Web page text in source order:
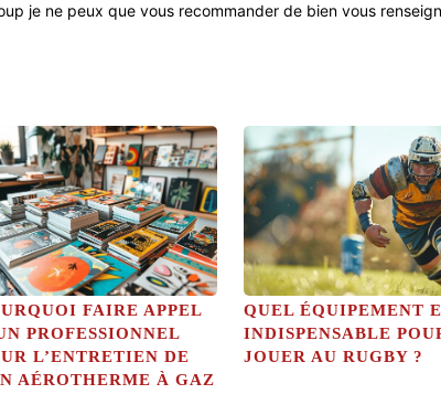
je ne peux que vous recommander de bien vous
FAIRE APPEL
PROFESSIONNEL
L’ENTRETIEN DE
AÉROTHERME À GAZ
QUEL ÉQUIPEMENT
INDISPENSABLE
JOUER AU RUGBY ?